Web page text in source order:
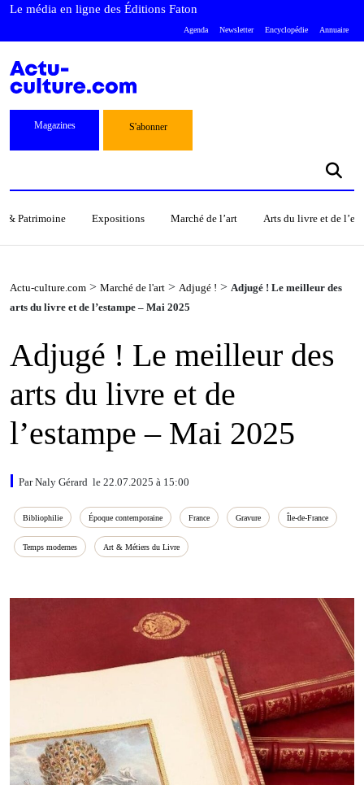
Le média en ligne des Éditions Faton
Agenda Newsletter Encyclopédie Annuaire
Magazines S'abonner
& Patrimoine Expositions Marché de l’art Arts du livre et de
Actu-culture.com > Marché de l'art > Adjugé ! > Adjugé ! Le meilleur des
arts du livre et de l’estampe – Mai 2025
Adjugé ! Le meilleur des
arts du livre et de
l’estampe – Mai 2025
Par Naly Gérard le 22.07.2025 à 15:00
Bibliophilie Époque contemporaine France Gravure Île‑de‑France
Temps modernes Art & Métiers du Livre